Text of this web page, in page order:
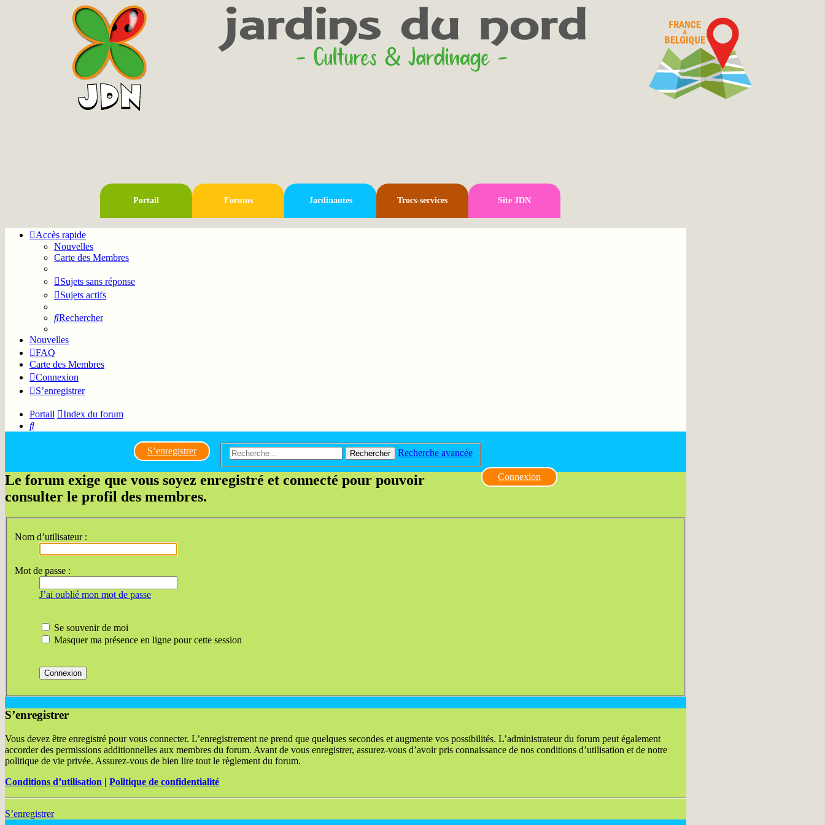
Portail Forums Jardinautes Trocs-services Site JDN
Accès rapide
Nouvelles
Carte des Membres
Sujets sans réponse
Sujets actifs
Rechercher
Nouvelles
FAQ
Carte des Membres
Connexion
S’enregistrer
Portail
Index du forum
Rechercher
S’enregistrer Rechercher Recherche avancée
Connexion
Le forum exige que vous soyez enregistré et connecté pour pouvoir
consulter le profil des membres.
Nom d’utilisateur :
Mot de passe :
J’ai oublié mon mot de passe
Se souvenir de moi
Masquer ma présence en ligne pour cette session
S’enregistrer
Vous devez être enregistré pour vous connecter. L’enregistrement ne prend que quelques secondes et augmente vos possibilités. L’administrateur du forum peut également
accorder des permissions additionnelles aux membres du forum. Avant de vous enregistrer, assurez-vous d’avoir pris connaissance de nos conditions d’utilisation et de notre
politique de vie privée. Assurez-vous de bien lire tout le règlement du forum.
Conditions d’utilisation | Politique de confidentialité
S’enregistrer